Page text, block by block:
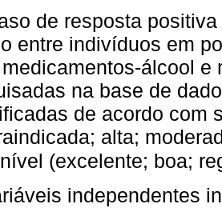
de resposta
entre indivíduos em
álcool e
na base de
de acordo com
alta;
(excelente; boa;
independentes